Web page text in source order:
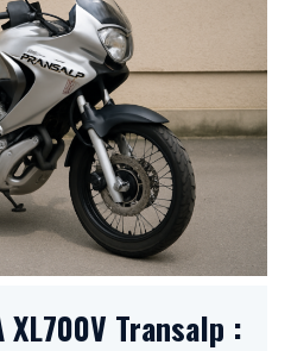
XL700V Transalp :